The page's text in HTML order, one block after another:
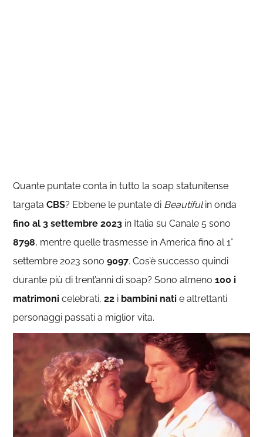
Quante puntate conta in tutto la soap statunitense
targataCBS? Ebbene le puntate di Beautifulin onda
fino al 3 settembre 2023 in Italia su Canale 5 sono
8798, mentre quelle trasmesse in America fino al 1°
settembre 2023 sono9097. Cos’è successo quindi
durante più di trent’anni di soap? Sono almeno100 i
matrimonicelebrati,22 i bambini nati e altrettanti
personaggi passati a miglior vita.